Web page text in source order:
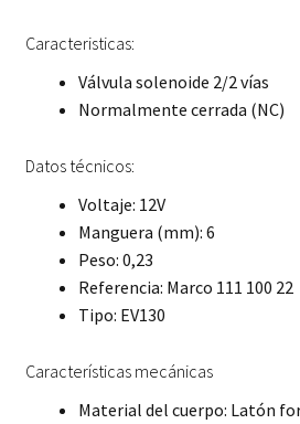
Caracteristicas:
Válvula solenoide 2/2 vías
Normalmente cerrada (NC)
Datos técnicos:
Voltaje: 12V
Manguera (mm): 6
Peso: 0,23
Referencia: Marco 111 100 22
Tipo: EV130
Características mecánicas
Material del cuerpo: Latón